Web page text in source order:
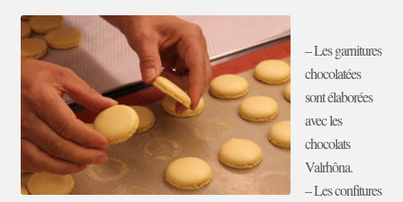
– Les garnitures
chocolatées
sont élaborées
avec les
chocolats
Valrhôna.
– Les confitures